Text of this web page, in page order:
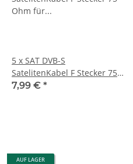
5 x SAT DVB-S
SatelitenKabel F Stecker 75
Ohm für Satellit LNB
7,99 € *
AUF LAGER